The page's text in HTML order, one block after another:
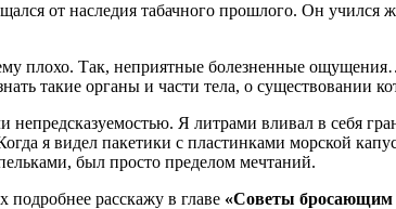
от наследия табачного прошлого. Он
плохо. Так, неприятные болезненные
такие органы и части тела, о существовании
непредсказуемостью. Я литрами вливал в себя
я видел пакетики с пластинками морской
был просто пределом мечтаний.
расскажу в главе «Советы бросающим